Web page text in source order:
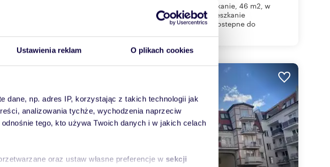
Ustawienia reklam O plikach cookies
dane, np. adres IP, korzystając z takich technologii jak
analizowania tychże, wychodzenia naprzeciw
tego, kto używa Twoich danych i w jakich celach
oraz ustaw własne preferencje w sekcji
przez Poznaniaków.
w nim zawarte mają
Wynajmę dwupokojowe mieszkanie, 46 m2, w
Poznaniu na Winogradach. Mieszkanie
umeblowane, od 15.08.2026 dostepne do